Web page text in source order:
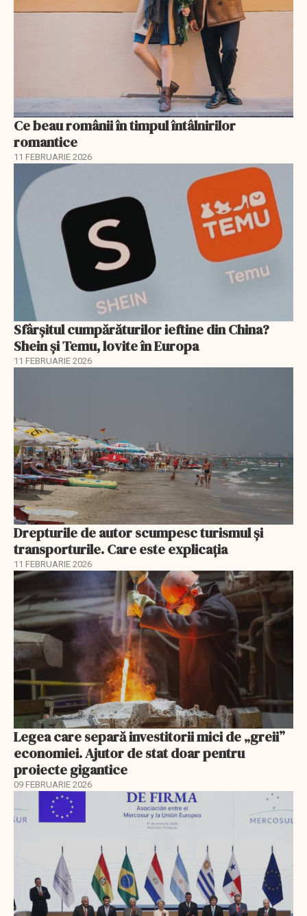
Ce beau românii în timpul întâlnirilor
romantice
11 FEBRUARIE 2026
Sfârșitul cumpărăturilor ieftine din China?
Shein și Temu, lovite în Europa
11 FEBRUARIE 2026
Drepturile de autor scumpesc turismul și
transporturile. Care este explicația
11 FEBRUARIE 2026
Legea care separă investitorii mici de „greii”
economiei. Ajutor de stat doar pentru
proiecte gigantice
09 FEBRUARIE 2026